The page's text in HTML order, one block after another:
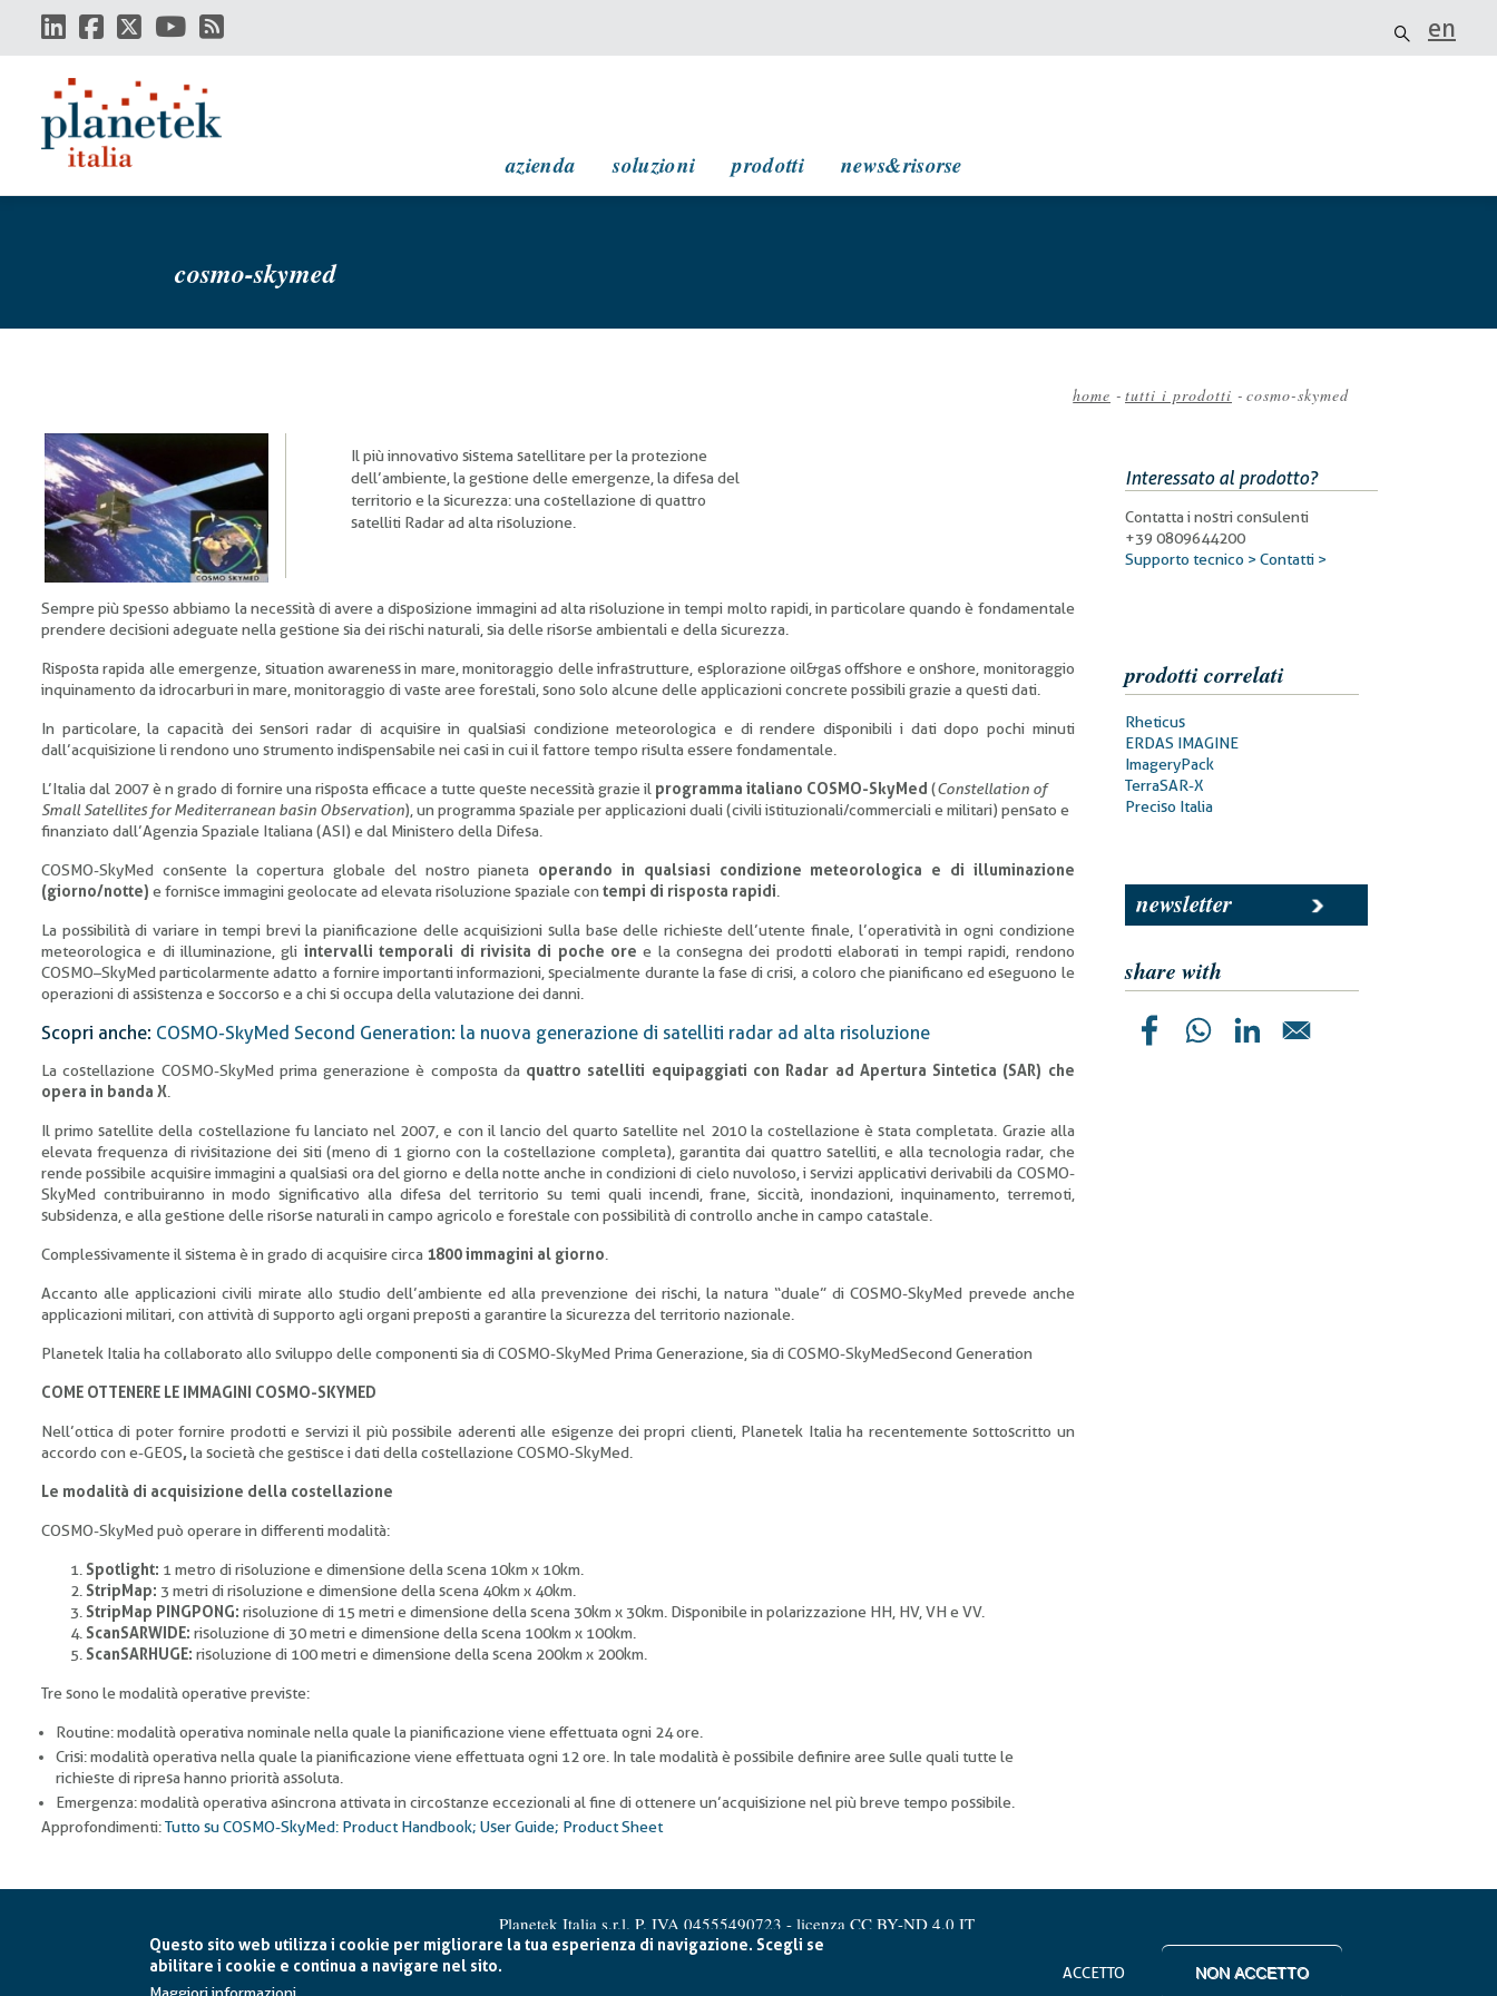
Questo sito web utilizza i cookie per migliorare la tua esperienza di navigazione. Scegli se
abilitare i cookie e continua a navigare nel sito.
ACCETTO NON ACCETTO
contenuto
en
azienda soluzioni prodotti news&risorse
cosmo-skymed
home - tutti i prodotti - cosmo-skymed
Il più innovativo sistema satellitare per la protezione
dell’ambiente, la gestione delle emergenze, la difesa del
territorio e la sicurezza: una costellazione di quattro
satelliti Radar ad alta risoluzione.
Sempre più spesso abbiamo la necessità di avere a disposizione immagini ad alta risoluzione in tempi molto rapidi, in particolare quando è fondamentale
prendere decisioni adeguate nella gestione sia dei rischi naturali, sia delle risorse ambientali e della sicurezza.
Risposta rapida alle emergenze, situation awareness in mare, monitoraggio delle infrastrutture, esplorazione oil&gas offshore e onshore, monitoraggio
inquinamento da idrocarburi in mare, monitoraggio di vaste aree forestali, sono solo alcune delle applicazioni concrete possibili grazie a questi dati.
In particolare, la capacità dei sensori radar di acquisire in qualsiasi condizione meteorologica e di rendere disponibili i dati dopo pochi minuti
dall’acquisizione li rendono uno strumento indispensabile nei casi in cui il fattore tempo risulta essere fondamentale.
L’Italia dal 2007 è n grado di fornire una risposta efficace a tutte queste necessità grazie il programma italiano COSMO-SkyMed (Constellation of
Small Satellites for Mediterranean basin Observation), un programma spaziale per applicazioni duali (civili istituzionali/commerciali e militari) pensato e
finanziato dall’Agenzia Spaziale Italiana (ASI) e dal Ministero della Difesa.
COSMO-SkyMed consente la copertura globale del nostro pianeta operando in qualsiasi condizione meteorologica e di illuminazione
(giorno/notte) e fornisce immagini geolocate ad elevata risoluzione spaziale con tempi di risposta rapidi
La possibilità di variare in tempi brevi la pianificazione delle acquisizioni sulla base delle richieste dell’utente finale, l’operatività in ogni condizione
meteorologica e di illuminazione, gli intervalli temporali di rivisita di poche ore e la consegna dei prodotti elaborati in tempi rapidi, rendono
COSMO–SkyMed particolarmente adatto a fornire importanti informazioni, specialmente durante la fase di crisi, a coloro che pianificano ed eseguono le
operazioni di assistenza e soccorso e a chi si occupa della valutazione dei danni.
Scopri anche: COSMO-SkyMed Second Generation: la nuova generazione di satelliti radar ad alta risoluzione
La costellazione COSMO-SkyMed prima generazione è composta da quattro satelliti equipaggiati con Radar ad Apertura Sintetica (SAR) che
opera in banda X
Il primo satellite della costellazione fu lanciato nel 2007, e con il lancio del quarto satellite nel 2010 la costellazione è stata completata. Grazie alla
elevata frequenza di rivisitazione dei siti (meno di 1 giorno con la costellazione completa), garantita dai quattro satelliti, e alla tecnologia radar, che
rende possibile acquisire immagini a qualsiasi ora del giorno e della notte anche in condizioni di cielo nuvoloso, i servizi applicativi derivabili da COSMO-
SkyMed contribuiranno in modo significativo alla difesa del territorio su temi quali incendi, frane, siccità, inondazioni, inquinamento, terremoti,
subsidenza, e alla gestione delle risorse naturali in campo agricolo e forestale con possibilità di controllo anche in campo catastale.
Complessivamente il sistema è in grado di acquisire circa 1800 immagini al giorno
Accanto alle applicazioni civili mirate allo studio dell’ambiente ed alla prevenzione dei rischi, la natura “duale” di COSMO-SkyMed prevede anche
applicazioni militari, con attività di supporto agli organi preposti a garantire la sicurezza del territorio nazionale.
Planetek Italia ha collaborato allo sviluppo delle componenti sia di COSMO-SkyMed Prima Generazione, sia di COSMO-SkyMedSecond Generation
COME OTTENERE LE IMMAGINI COSMO-SKYMED
Nell’ottica di poter fornire prodotti e servizi il più possibile aderenti alle esigenze dei propri clienti, Planetek Italia ha recentemente sottoscritto un
accordo con e-GEOS,la società che gestisce i dati della costellazione COSMO-SkyMed.
Le modalità di acquisizione della costellazione
COSMO-SkyMed può operare in differenti modalità:
Spotlight: 1 metro di risoluzione e dimensione della scena 10km x 10km.
StripMap: 3 metri di risoluzione e dimensione della scena 40km x 40km.
StripMap PINGPONG: risoluzione di 15 metri e dimensione della scena 30km x 30km. Disponibile in polarizzazione HH, HV, VH e VV.
ScanSARWIDE: risoluzione di 30 metri e dimensione della scena 100km x 100km.
ScanSARHUGE: risoluzione di 100 metri e dimensione della scena 200km x 200km.
Tre sono le modalità operative previste:
Routine: modalità operativa nominale nella quale la pianificazione viene effettuata ogni 24 ore.
Crisi: modalità operativa nella quale la pianificazione viene effettuata ogni 12 ore. In tale modalità è possibile definire aree sulle quali tutte le
richieste di ripresa hanno priorità assoluta.
Emergenza: modalità operativa asincrona attivata in circostanze eccezionali al fine di ottenere un’acquisizione nel più breve tempo possibile.
Approfondimenti:Tutto su COSMO-SkyMed: Product Handbook; User Guide; Product Sheet
Interessato al prodotto?
Contatta i nostri consulenti
+39 0809644200
Supporto tecnico > Contatti >
prodotti correlati
Prodotti
correlati
Rheticus
ERDAS IMAGINE
ImageryPack
TerraSAR-X
Preciso Italia
newsletter
share with
Planetek Italia s.r.l. P. IVA 04555490723 - licenza CC BY-ND 4.0 IT